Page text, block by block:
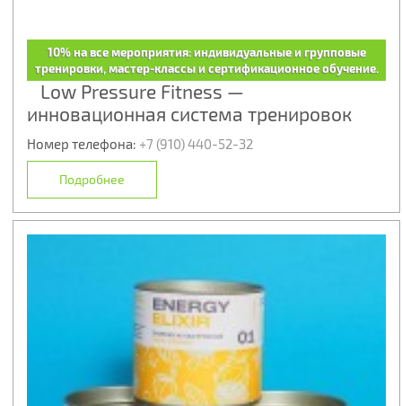
10% на все мероприятия: индивидуальные и групповые
тренировки, мастер-классы и сертификационное обучение.
Low Pressure Fitness —
инновационная система тренировок
Номер телефона: +7 (910) 440-52-32
Подробнее